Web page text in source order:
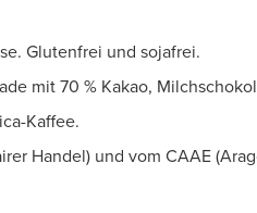
Glutenfrei und sojafrei.
mit 70 % Kakao,
Kaffee.
Handel) und vom CAAE